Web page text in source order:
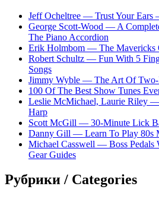
Jeff Ocheltree — Trust Your
George Scott-Wood — A
The Piano Accordion
Erik Holmbom — The Mavericks
Robert Schultz — Fun With 5
Songs
Jimmy Wyble — The Art Of
100 Of The Best Show Tunes
Leslie McMichael, Laurie Riley
Harp
Scott McGill — 30-Minute Lick
Danny Gill — Learn To Play 80s
Michael Casswell — Boss
Gear Guides
Рубрики / Categories